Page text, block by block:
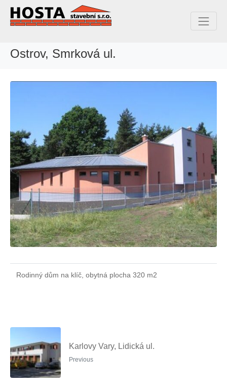
Ostrov, Smrková ul.
Rodinný dům na klíč, obytná plocha 320 m2
Karlovy Vary, Lidická ul.
Previous